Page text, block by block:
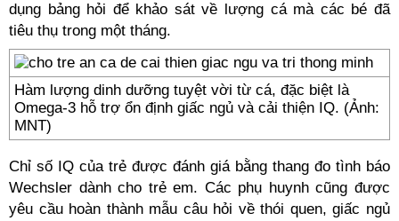
dụng bảng hỏi để khảo sát về lượng cá mà các bé đã
tiêu thụ trong một tháng.
Hàm lượng dinh dưỡng tuyệt vời từ cá, đặc biệt là
Omega-3 hỗ trợ ổn định giấc ngủ và cải thiện IQ. (Ảnh:
MNT)
Chỉ số IQ của trẻ được đánh giá bằng thang đo tình báo
Wechsler dành cho trẻ em. Các phụ huynh cũng được
yêu cầu hoàn thành mẫu câu hỏi về thói quen, giấc ngủ